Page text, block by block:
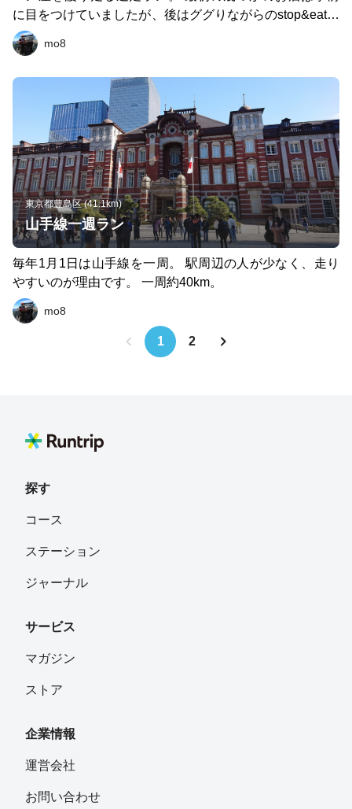
に目をつけていましたが、後はググりながらのstop&eat&r
un。 正月明けだからか日曜日だった影響かで目指したお
店がしまっている事態の連発でコースは迷走気味で申し訳
で一つのパンを一人が選択、もう一方が支払うルール。
その後のランニングに影響しない大きさと内容と相手にい
くらご馳走してのらうかの駆け引きが楽しめますw。 お店
の詳細は省きますので、気になるかたは写真を参考に検索
してください。 尚、〆はなぜかこってりラーメンでしたw
mo8
東京都豊島区 (41.1km)
山手線一週ラン
毎年1月1日は山手線を一周。 駅周辺の人が少なく、走り
やすいのが理由です。 一周約40km。
mo8
1 2
探す
コース
ステーション
ジャーナル
サービス
マガジン
ストア
企業情報
運営会社
お問い合わせ